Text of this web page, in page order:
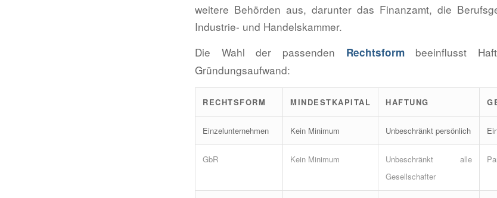
weitere Behörden aus, darunter das Finanzamt, die
Industrie- und Handelskammer.
Die Wahl der passenden Rechtsformbeeinflusst
Gründungsaufwand:
RECHTSFORM MINDESTKAPITAL HAFTUNG
Einzelunternehmen Kein Minimum Unbeschränkt persönlich
GbR Kein Minimum
Unbeschränkt alle
Gesellschafter